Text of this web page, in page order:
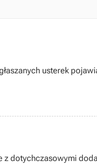
usterek
z dotychczasowymi